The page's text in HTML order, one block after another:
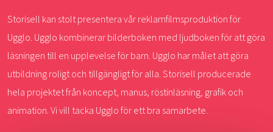
Storisell kan stolt presentera vår reklamfilmsproduktion för
Ugglo. Ugglo kombinerar bilderboken med ljudboken för att göra
läsningen till en upplevelse för barn. Ugglo har målet att göra
utbildning roligt och tillgängligt för alla. Storisell producerade
hela projektet från koncept, manus, röstinläsning, grafik och
animation. Vi vill tacka Ugglo för ett bra samarbete.